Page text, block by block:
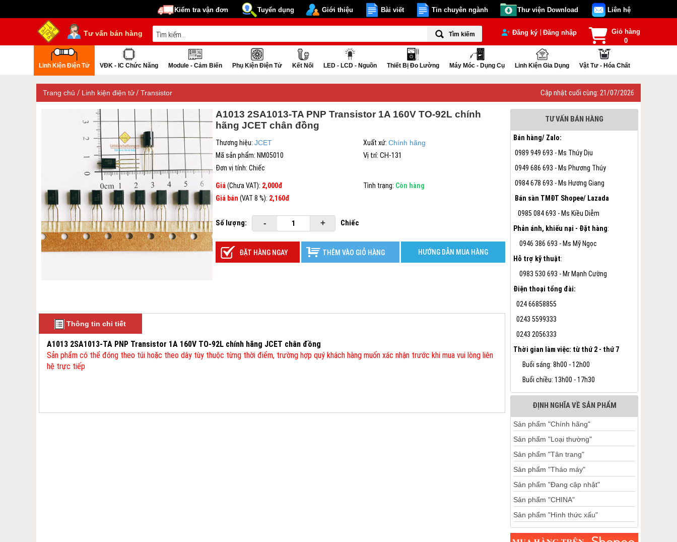
Kiểm tra vận đơn Tuyển dụng Giới thiệu Bài viết Tin chuyên ngành Thư viện Download Liên hệ
Tư vấn bán hàng Tìm kiếm Đăng ký |Đăng nhập
Giỏ hàng
0
Linh Kiện Điện Tử VĐK - IC Chức Năng Module - Cảm Biến Phụ Kiện Điện Tử Kết Nối LED - LCD - Nguồn Thiết Bị Đo Lường Máy Móc - Dụng Cụ Linh Kiện Gia Dụng Vật Tư - Hóa Chất
Trang chủ / Linh kiện điện tử/ Transistor Cập nhật cuối cùng: 21/07/2026
A1013 2SA1013-TA PNP Transistor 1A 160V TO-92L chính
hãng JCET chân đồng
Thương hiệu: JCET
Mã sản phẩm: NM05010
Xuất xứ: Chính hãng
Vị trí: CH-131
Đơn vị tính:Chiếc
Giá (Chưa VAT): 2,000đ Tình trạng: Còn hàng
Giá bán (VAT 8 %): 2,160đ
Số lượng: - + Chiếc
ĐẶT HÀNG NGAY THÊM VÀO GIỎ HÀNG HƯỚNG DẪN MUA HÀNG
Thông tin chi tiết
A1013 2SA1013-TA PNP Transistor 1A 160V TO-92L chính hãng JCET chân đồng
Sản phẩm có thể đóng theo túi hoặc theo dây tùy thuộc từng thời điểm, trường hợp quý khách hàng muốn xác nhận trước khi mua vui lòng liên
hệ trực tiếp
TƯ VẤN BÁN HÀNG
Bán hàng/ Zalo:
0989 949 693 - Ms Thúy Dịu
0949 686 693 - Ms Phương Thúy
0984 678 693 - Ms Hương Giang
Bán sàn TMĐT Shopee/ Lazada
0985 084 693 - Ms Kiều Diễm
Phản ánh, khiếu nại - Đặt hàng:
0946 386 693 - Ms Mỹ Ngọc
Hỗ trợ kỹ thuật:
0983 530 693 - Mr Mạnh Cường
Điện thoại tổng đài:
024 66858855
0243 5599333
0243 2056333
Thời gian làm việc: từ thứ 2 - thứ 7
Buổi sáng: 8h00 - 12h00
Buổi chiều: 13h00 - 17h30
ĐỊNH NGHĨA VỀ SẢN PHẨM
Sản phẩm "Chính hãng"
Sản phẩm "Loại thường"
Sản phẩm "Tân trang"
Sản phẩm "Tháo máy"
Sản phẩm "Đang cập nhật"
Sản phẩm "CHINA"
Sản phẩm "Hình thức xấu"